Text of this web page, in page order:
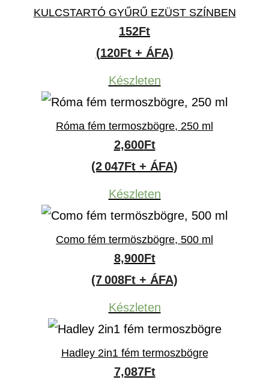
KULCSTARTÓ GYŰRŰ EZÜST SZÍNBEN
152Ft
(120Ft + ÁFA)
Készleten
Róma fém termoszbögre, 250 ml
2,600Ft
(2 047Ft + ÁFA)
Készleten
Como fém termöszbögre, 500 ml
8,900Ft
(7 008Ft + ÁFA)
Készleten
Hadley 2in1 fém termoszbögre
7,087Ft